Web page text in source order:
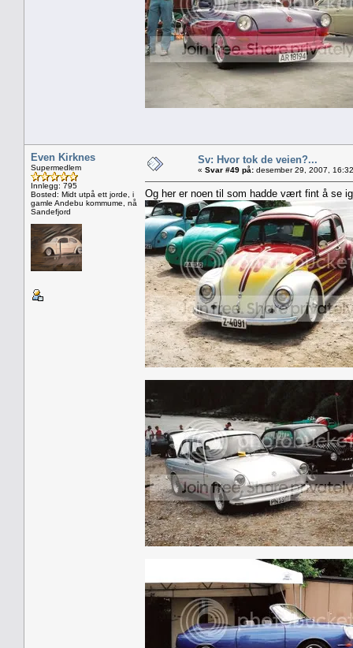
Even Kirknes
Supermedlem
Innlegg: 795
Bosted: Midt utpå ett jorde, i
gamle Andebu kommume, nå
Sandefjord
Sv: Hvor tok de veien?...
« Svar #49 på: desember 29, 2007,
Og her er noen til som hadde vært fint å se